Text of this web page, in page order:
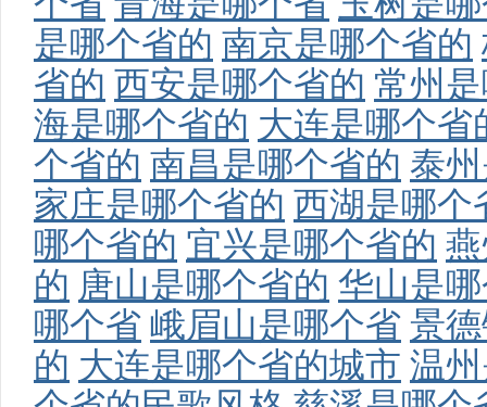
是哪个省的 南京是哪个省的
省的 西安是哪个省的 常州
海是哪个省的 大连是哪个省
个省的 南昌是哪个省的 泰
家庄是哪个省的 西湖是哪个
哪个省的 宜兴是哪个省的
的 唐山是哪个省的 华山是
哪个省 峨眉山是哪个省 景
的 大连是哪个省的城市 温